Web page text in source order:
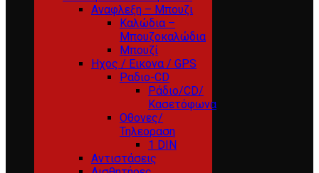
Αναφλεξη – Μπουζι
Καλώδια –
Μπουζοκαλώδια
Μπουζί
Ηχος / Εικονα / GPS
Ραδιο-CD
Ράδιο/CD/
Κασετόφωνα
Οθονες/
Τηλεοραση
1 DIN
Αντιστάσεις